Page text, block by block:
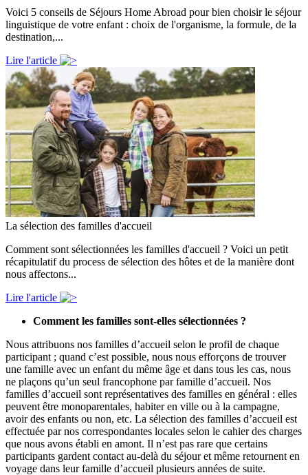
Voici 5 conseils de Séjours Home Abroad pour bien choisir le séjour
linguistique de votre enfant : choix de l'organisme, la formule, de la
destination,...
Lire l'article
La sélection des familles d'accueil
Comment sont sélectionnées les familles d'accueil ? Voici un petit
récapitulatif du process de sélection des hôtes et de la manière dont
nous affectons...
Lire l'article
Comment les familles sont-elles sélectionnées ?
Nous attribuons nos familles d’accueil selon le profil de chaque
participant ; quand c’est possible, nous nous efforçons de trouver
une famille avec un enfant du même âge et dans tous les cas, nous
ne plaçons qu’un seul francophone par famille d’accueil. Nos
familles d’accueil sont représentatives des familles en général : elles
peuvent être monoparentales, habiter en ville ou à la campagne,
avoir des enfants ou non, etc. La sélection des familles d’accueil est
effectuée par nos correspondantes locales selon le cahier des charges
que nous avons établi en amont. Il n’est pas rare que certains
participants gardent contact au-delà du séjour et même retournent en
voyage dans leur famille d’accueil plusieurs années de suite.